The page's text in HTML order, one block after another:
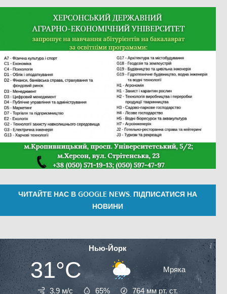
ЧИТАЙТЕ НАС В GOOGLE NEWS. ПІДПИСАТИСЯ НА
НОВИНИ
Нью-Йорк
31°C Мряка
3.9 м/с 65% 764мм рт. ст.